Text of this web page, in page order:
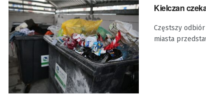
Kielczan
Częstszy
miasta